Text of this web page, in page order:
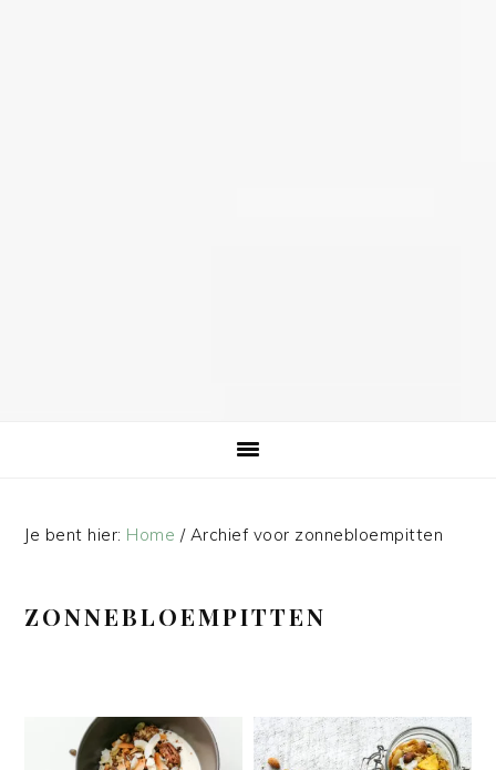
Je bent hier: Home /Archief voor zonnebloempitten
ZONNEBLOEMPITTEN